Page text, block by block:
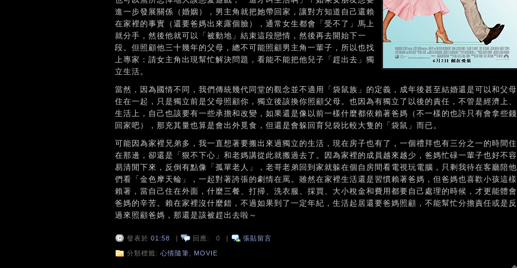
進一步發展關係（婚姻），男主角就把她帶回家，讓對方知道自己還賴
在家裡的事實（還要爸媽出來露個臉），通常女生都會「受不了」馬上
就分手，然後他就可以「被動地」結束這段戀情，然後再去開始下一
段。但照顧他三十幾年的父母，總不可能照顧男主角一輩子，所以也找
上專家：請女主角出現幫忙解決問題，看能不能把他兒子「趕出去」獨
立生活。
當然，因為國情不同，我們傳統幾代同堂的觀念並不適用「袋鼠族」的定義，成年後甚至結婚還是可以和父母
住在一起，只是獨立前是父母照顧你，獨立後該換你照顧父母。也因為有獨立了以後的責任，不管是經濟上、
生活上，自己也該要有一些承擔和改變，如果還是像以前一樣什麼都依賴著爸媽（不一樣的也許只有會拿些錢
回家吧），那充其量也算是會出外覓食，但還是會躲回育兒袋比較大隻的「袋鼠」而已。
可能因為家裡兄弟多，我一直想著要搬出來過獨立的生活，現在房子也有了，一個禮拜也有三分之一的時間住
在那邊，卻還是「狠不下心」和老媽講從此就搬過去了。因為家裡的成員越來越少，爸媽忙碌一輩子也好不容
易清閒下來，反倒有點像「孤單老人」，老哥老弟回到家就躲在個自房間看電視玩電腦，只剩我待在客廳陪他
們看「金色摩天輪」，一起對著誇張的劇情在罵。雖然在家裡生活還是習慣賴著爸媽，但爸媽也喜歡小孩這樣
賴著，當自己住在外面，什麼三餐、打掃、洗衣服、採買、大小稅金和費用都要自己處理的時候，才更能體會
爸媽的辛苦。賴在家裡沒什麼錯，不過如果到了一定年紀，生活起居還要爸媽照顧，不能幫忙分擔責任或是反
過來照顧爸媽，那還是該被趕出去啦～
發表於 01:58 回應: 0 張貼留言
分類標籤: 心情隨筆 MOVIE